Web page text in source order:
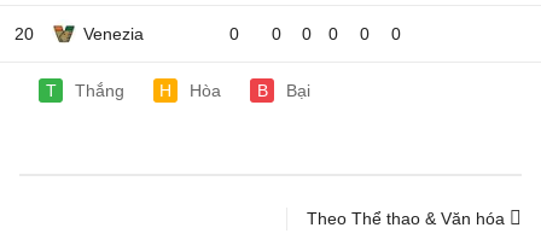
20 Venezia 0 0 0 0 0 0
T Thắng H Hòa B Bại
Theo Thể thao & Văn hóa